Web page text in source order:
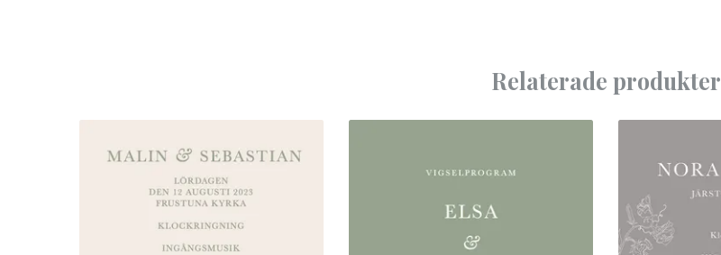
Relaterade produkter